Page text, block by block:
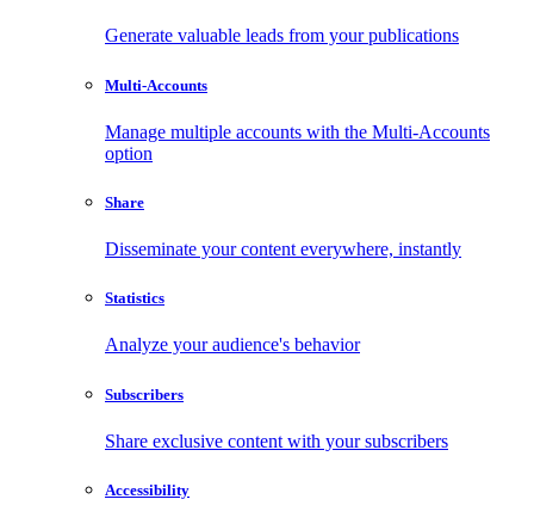
Generate valuable leads from your publications
Multi-Accounts
Manage multiple accounts with the Multi-Accounts
option
Share
Disseminate your content everywhere, instantly
Statistics
Analyze your audience's behavior
Subscribers
Share exclusive content with your subscribers
Accessibility